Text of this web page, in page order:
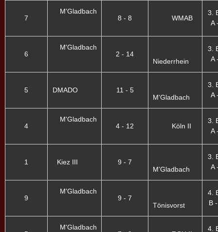
7
M'Gladbach
8 - 8
WMAB
3.
A
6
M'Gladbach
2 - 14
Niederrhein
3.
A
5 DMADO
11 - 5
M'Gladbach
3.
A
4
M'Gladbach
4 - 12
Köln II
3.
A
1 Kiez III
9 - 7
M'Gladbach
3.
A
9
M'Gladbach
9 - 7
Tönisvorst
4.
B
M'Gladbach
4.